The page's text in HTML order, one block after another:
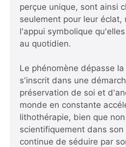
perçue unique, sont ainsi
seulement pour leur éclat,
l'appui symbolique
au quotidien.
Le phénomène dépasse
s'inscrit dans une
préservation de soi et
monde en constante
lithothérapie, bien que
scientifiquement dans son
continue de séduire par